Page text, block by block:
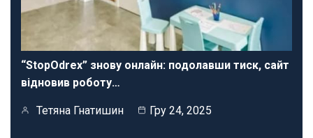
“StopOdrex” знову онлайн: подолавши тиск, сайт
відновив роботу…
Тетяна Гнатишин Гру 24, 2025